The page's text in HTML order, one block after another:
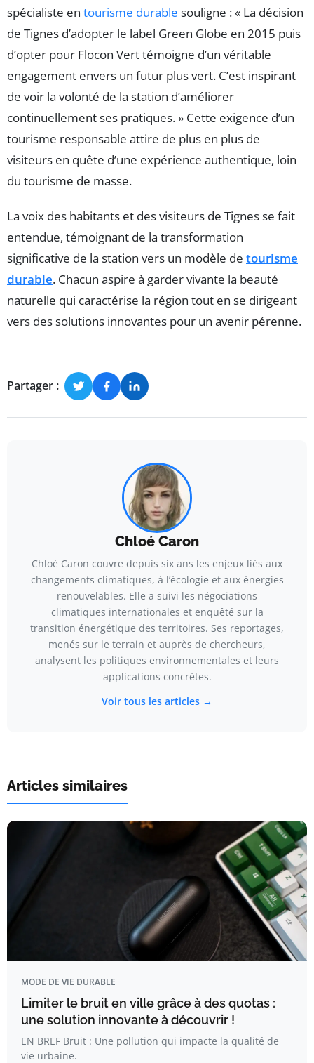
spécialiste en tourisme durable souligne : « La décision
de Tignes d’adopter le label Green Globe en 2015 puis
d’opter pour Flocon Vert témoigne d’un véritable
engagement envers un futur plus vert. C’est inspirant
de voir la volonté de la station d’améliorer
continuellement ses pratiques. » Cette exigence d’un
tourisme responsable attire de plus en plus de
visiteurs en quête d’une expérience authentique, loin
du tourisme de masse.
La voix des habitants et des visiteurs de Tignes se fait
entendue, témoignant de la transformation
significative de la station vers un modèle de tourisme
durable. Chacun aspire à garder vivante la beauté
naturelle qui caractérise la région tout en se dirigeant
vers des solutions innovantes pour un avenir pérenne.
Partager :
Chloé Caron
Chloé Caron couvre depuis six ans les enjeux liés aux
changements climatiques, à l’écologie et aux énergies
renouvelables. Elle a suivi les négociations
climatiques internationales et enquêté sur la
transition énergétique des territoires. Ses reportages,
menés sur le terrain et auprès de chercheurs,
analysent les politiques environnementales et leurs
applications concrètes.
Voir tous les articles →
Articles similaires
MODE DE VIE DURABLE
Limiter le bruit en ville grâce à des quotas :
une solution innovante à découvrir !
EN BREF Bruit : Une pollution qui impacte la qualité de
vie urbaine.